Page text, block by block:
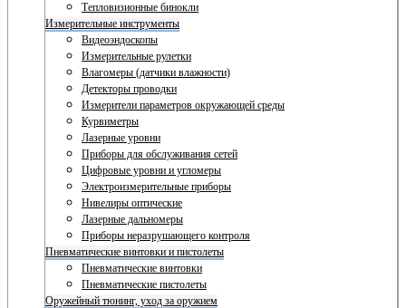
Тепловизионные бинокли
Измерительные инструменты
Видеоэндоскопы
Измерительные рулетки
Влагомеры (датчики влажности)
Детекторы проводки
Измерители параметров окружающей среды
Курвиметры
Лазерные уровни
Приборы для обслуживания сетей
Цифровые уровни и угломеры
Электроизмерительные приборы
Нивелиры оптические
Лазерные дальномеры
Приборы неразрушающего контроля
Пневматические винтовки и пистолеты
Пневматические винтовки
Пневматические пистолеты
Оружейный тюнинг, уход за оружием